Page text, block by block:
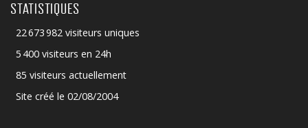
STATISTIQUES
22 673 982 visiteurs uniques
5 400 visiteurs en 24h
85 visiteurs actuellement
Site créé le 02/08/2004